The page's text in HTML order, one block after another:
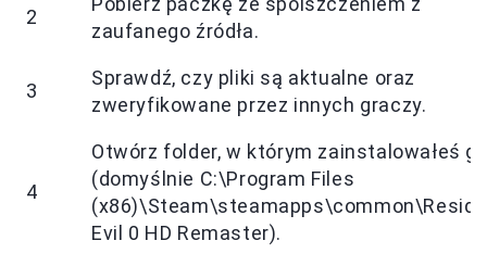
2
zaufanego źródła.
3
Sprawdź, czy pliki są aktualne oraz
zweryfikowane przez innych graczy.
4
Otwórz folder, w którym zainstalowałeś
(domyślnie C:\Program Files
Evil 0 HD Remaster).